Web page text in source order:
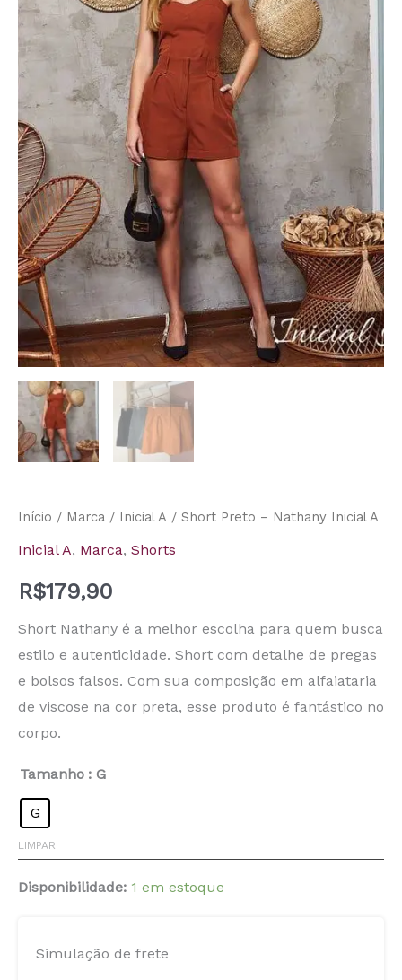
Início / Marca / Inicial A / Short Preto – Nathany Inicial A
Inicial A, Marca, Shorts
R$179,90
Short Nathany é a melhor escolha para quem busca
estilo e autenticidade. Short com detalhe de pregas
e bolsos falsos. Com sua composição em alfaiataria
de viscose na cor preta, esse produto é fantástico no
corpo.
Tamanho : G
G
LIMPAR
Disponibilidade: 1 em estoque
Simulação de frete
Inicial
quantidade